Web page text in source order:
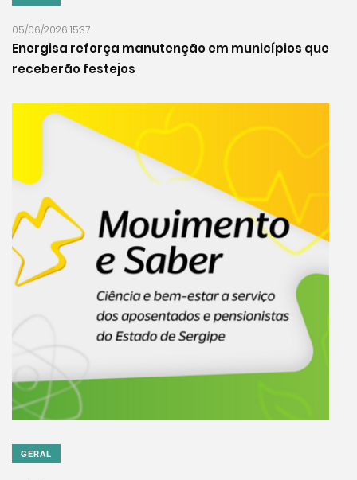
05/06/2026 15:37
Energisa reforça manutenção em municípios que
receberão festejos
GERAL